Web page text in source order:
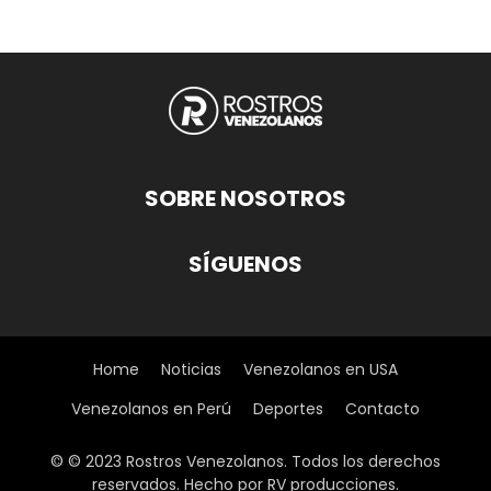
SOBRE NOSOTROS
SÍGUENOS
Home Noticias
Venezolanos en USA
Venezolanos en Perú
Deportes Contacto
© © 2023 Rostros Venezolanos. Todos los derechos
reservados. Hecho por RV producciones.